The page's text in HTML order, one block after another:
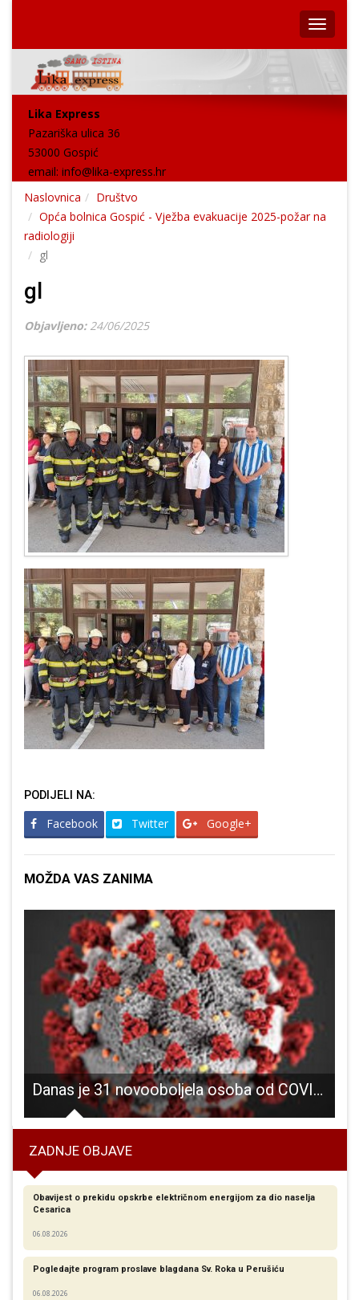
Lika Express
Pazariška ulica 36
53000 Gospić
email: info@lika-express.hr
Naslovnica
Društvo
Opća bolnica Gospić - Vježba evakuacije 2025-požar na
radiologiji
gl
gl
Objavljeno: 24/06/2025
PODIJELI NA:
Facebook Twitter Google+
MOŽDA VAS ZANIMA
Danas je 31 novooboljela osoba od COVID-19
ZADNJE OBJAVE
Obavijest o prekidu opskrbe električnom energijom za dio naselja
Cesarica
06.08.2026
Pogledajte program proslave blagdana Sv. Roka u Perušiću
06.08.2026